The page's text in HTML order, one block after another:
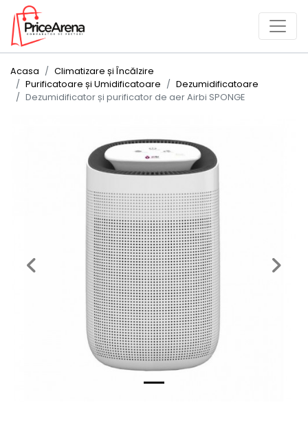
Acasa
Climatizare și Încălzire
Purificatoare și Umidificatoare
Dezumidificatoare
Dezumidificator și purificator de aer Airbi SPONGE
Previous Next